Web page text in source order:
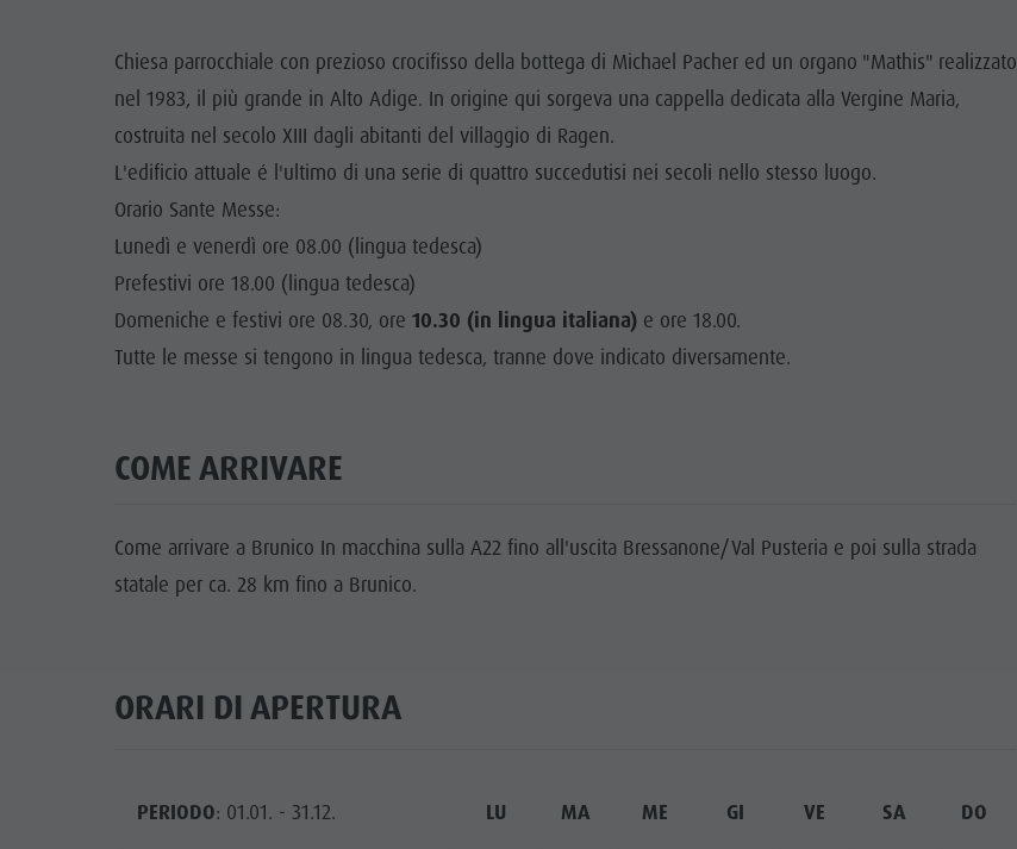
ATTRAZIONI
LOCALITÀ E DINTORNI
TRADIZIONE E ARTIGIANATO
Nuotare
Panoramica dei tour
Richiesta cataloghi
Imposta di soggiorno
Vacanza con il cane
Raccogliere funghi
Kronplatz Doctor Service
Chiesa parrocchiale con prezioso crocifisso della bottega di Michael Pacher ed un organo "Mathis" realizzato
nel 1983, il più grande in Alto Adige. In origine qui sorgeva una cappella dedicata alla Vergine Maria,
costruita nel secolo XIII dagli abitanti del villaggio di Ragen.
L'edificio attuale é l'ultimo di una serie di quattro succedutisi nei secoli nello stesso luogo.
Orario Sante Messe:
Lunedì e venerdì ore 08.00 (lingua tedesca)
Prefestivi ore 18.00 (lingua tedesca)
Domeniche e festivi ore 08.30, ore 10.30 (in lingua italiana)e ore 18.00.
Tutte le messe si tengono in lingua tedesca, tranne dove indicato diversamente.
COME ARRIVARE
Come arrivare a Brunico In macchina sulla A22 fino all'uscita Bressanone/Val Pusteria e poi sulla strada
statale per ca. 28 km fino a Brunico.
ORARI DI APERTURA
PERIODO: 01.01. - 31.12. LU MA ME GI VE SA DO